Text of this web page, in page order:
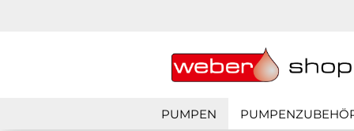
PUMPEN